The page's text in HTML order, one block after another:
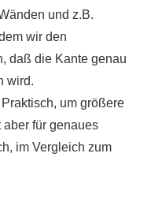
und z.B.
wir den
daß die Kante genau
wird.
um größere
aber für genaues
im Vergleich zum